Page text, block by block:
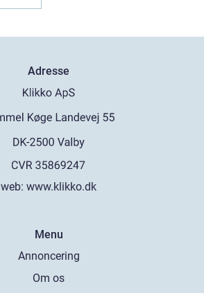
Adresse
web: www.klikko.dk
Menu
Annoncering
Om os